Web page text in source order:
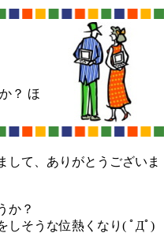
？ ほ
して、ありがとうございま
か？
しそうな位熱くなり( ﾟДﾟ)